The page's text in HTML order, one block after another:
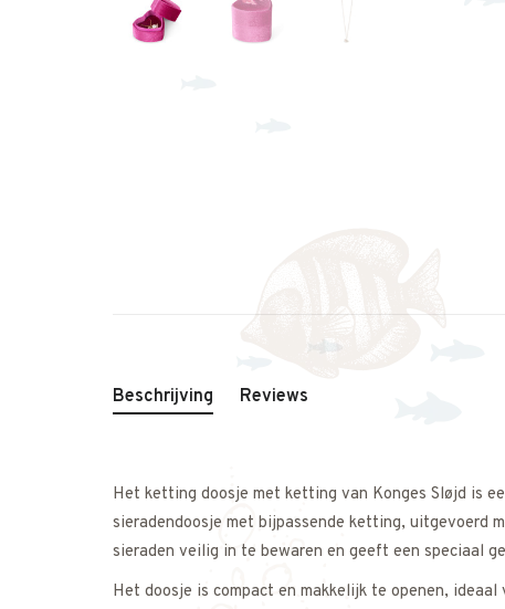
Beschrijving Reviews
Het ketting doosje met ketting van Konges Sløjd is
sieradendoosje met bijpassende ketting, uitgevoerd
sieraden veilig in te bewaren en geeft een speciaal
Het doosje is compact en makkelijk te openen,